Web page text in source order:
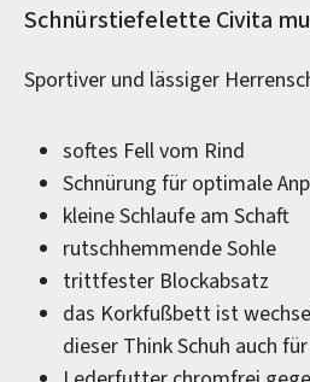
Produktinformationen
Schnürstiefelette Civita
Sportiver und lässiger
softes Fell vom Rind
Schnürung für optimale
kleine Schlaufe am Schaft
rutschhemmende Sohle
trittfester Blockabsatz
das Korkfußbett ist
dieser Think Schuh auch